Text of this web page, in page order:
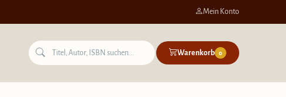
Mein Konto
Warenkorb 0